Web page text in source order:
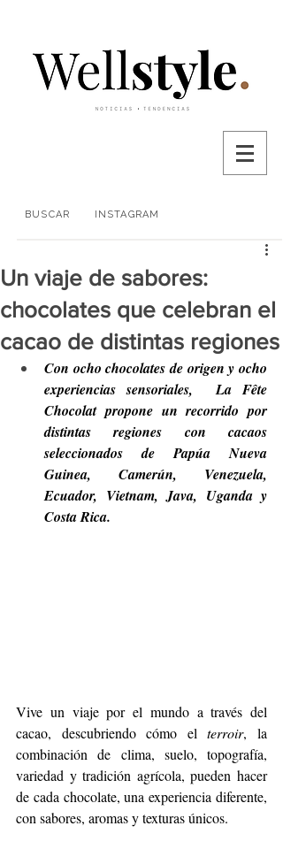
BUSCAR INSTAGRAM
Un viaje de sabores:
chocolates que celebran el
cacao de distintas regiones
Con ocho chocolates de origen y ocho
experiencias sensoriales,  La Fête
Chocolat propone un recorrido por
distintas regiones con cacaos
seleccionados de Papúa Nueva
Guinea, Camerún, Venezuela,
Ecuador, Vietnam, Java, Uganda y
Costa Rica.
Vive un viaje por el mundo a través del
cacao, descubriendo cómo el terroir, la
combinación de clima, suelo, topografía,
variedad y tradición agrícola, pueden hacer
de cada chocolate, una experiencia diferente,
con sabores, aromas y texturas únicos.